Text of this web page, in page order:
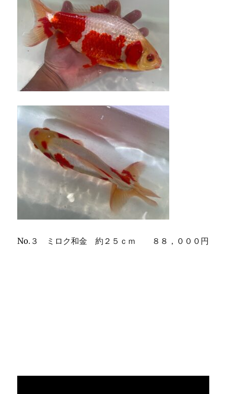
No.３ ミロク和金 約２５ｃｍ ８８，０００円